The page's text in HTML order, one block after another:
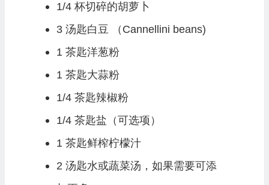
1/4 杯切碎的胡萝卜
3 汤匙白豆 （Cannellini beans)
1 茶匙洋葱粉
1 茶匙大蒜粉
1/4 茶匙辣椒粉
1/4 茶匙盐（可选项）
1 茶匙鲜榨柠檬汁
2 汤匙水或蔬菜汤，如果需要可添